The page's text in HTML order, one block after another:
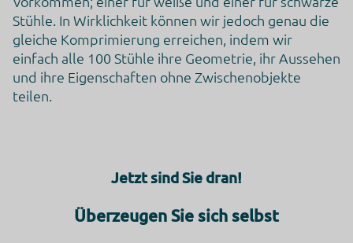
Stühle. In Wirklichkeit können wir jedoch genau die
gleiche Komprimierung erreichen, indem wir
einfach alle 100 Stühle ihre Geometrie, ihr Aussehen
und ihre Eigenschaften ohne Zwischenobjekte
teilen.
Jetzt sind Sie dran!
Überzeugen Sie sich selbst
https://www.google.com/intl/de/tagmanager/use-policy.html
Google Analytics
Dies ist ein Webanalysedienst.
Verarbeitungsunternehmen
Datenverarbeitungszwecke
Diese Liste stellt die Zwecke der Datenerhebung und -
Zwecke. Die gesammelten Daten können nicht für einen anderen
als den unten aufgeführten Zweck verwendet oder gespeichert